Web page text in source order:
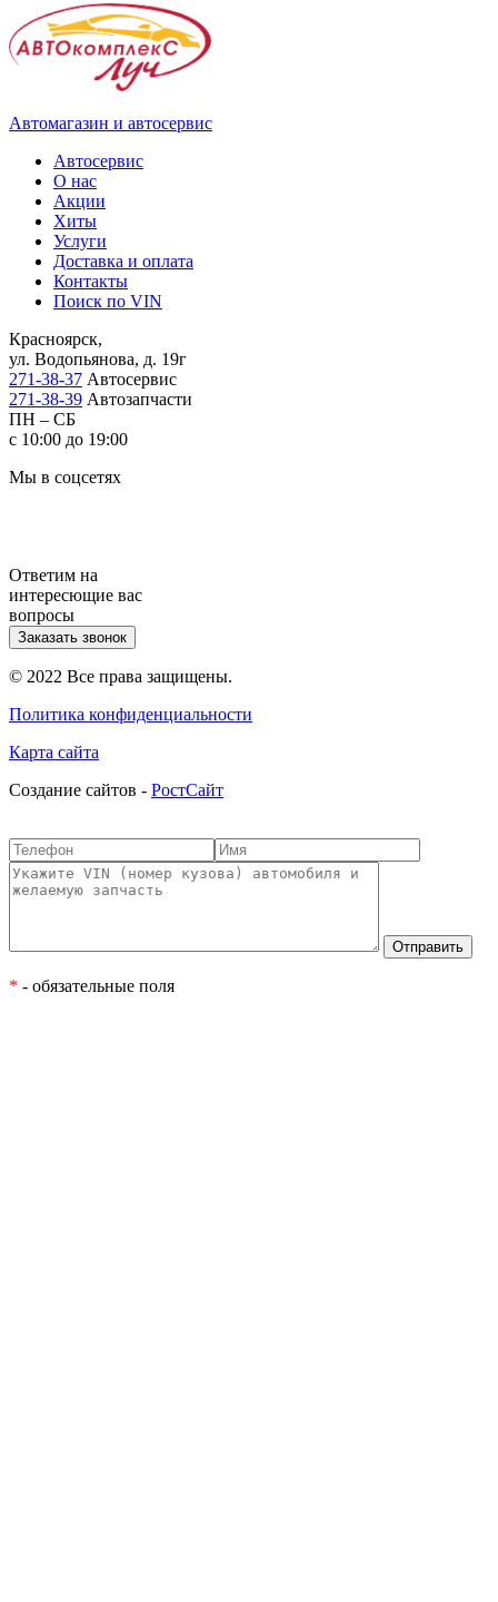
Автомагазин и автосервис
Автосервис
О нас
Акции
Хиты
Услуги
Доставка и оплата
Контакты
Поиск по VIN
Красноярск,
ул. Водопьянова, д. 19г
271-38-37 Автосервис
271-38-39 Автозапчасти
ПН – СБ
с 10:00 до 19:00
Мы в соцсетях
Ответим на
интересющие вас
вопросы
Заказать звонок
© 2022 Все права защищены.
Политика конфиденциальности
Карта сайта
Cоздание сайтов - РостСайт
* - обязательные поля